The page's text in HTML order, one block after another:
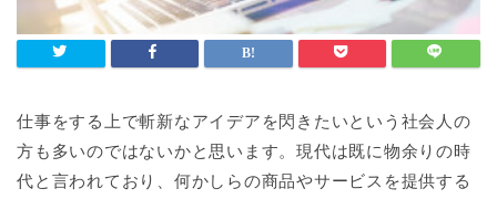
仕事をする上で斬新なアイデアを閃きたいという社会人の
方も多いのではないかと思います。現代は既に物余りの時
代と言われており、何かしらの商品やサービスを提供する